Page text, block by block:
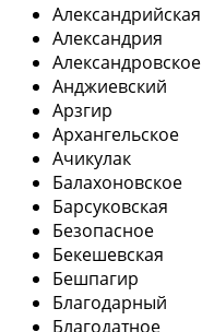
Александрийская
Александрия
Александровское
Анджиевский
Арзгир
Архангельское
Ачикулак
Балахоновское
Барсуковская
Безопасное
Бекешевская
Бешпагир
Благодарный
Благодатное